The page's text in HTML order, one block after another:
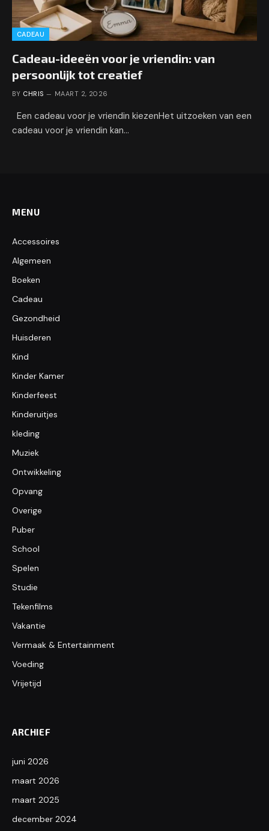
CADEAU
Cadeau-ideeën voor je vriendin: van
persoonlijk tot creatief
BY CHRIS MAART 2, 2026
Een cadeau voor je vriendin kiezenHet uitzoeken van een
cadeau voor je vriendin kan…
MENU
Accessoires
Algemeen
Boeken
Cadeau
Gezondheid
Huisderen
Kind
Kinder Kamer
Kinderfeest
Kinderuitjes
kleding
Muziek
Ontwikkeling
Opvang
Overige
Puber
School
Spelen
Studie
Tekenfilms
Vakantie
Vermaak & Entertainment
Voeding
Vrijetijd
ARCHIEF
juni 2026
maart 2026
maart 2025
december 2024